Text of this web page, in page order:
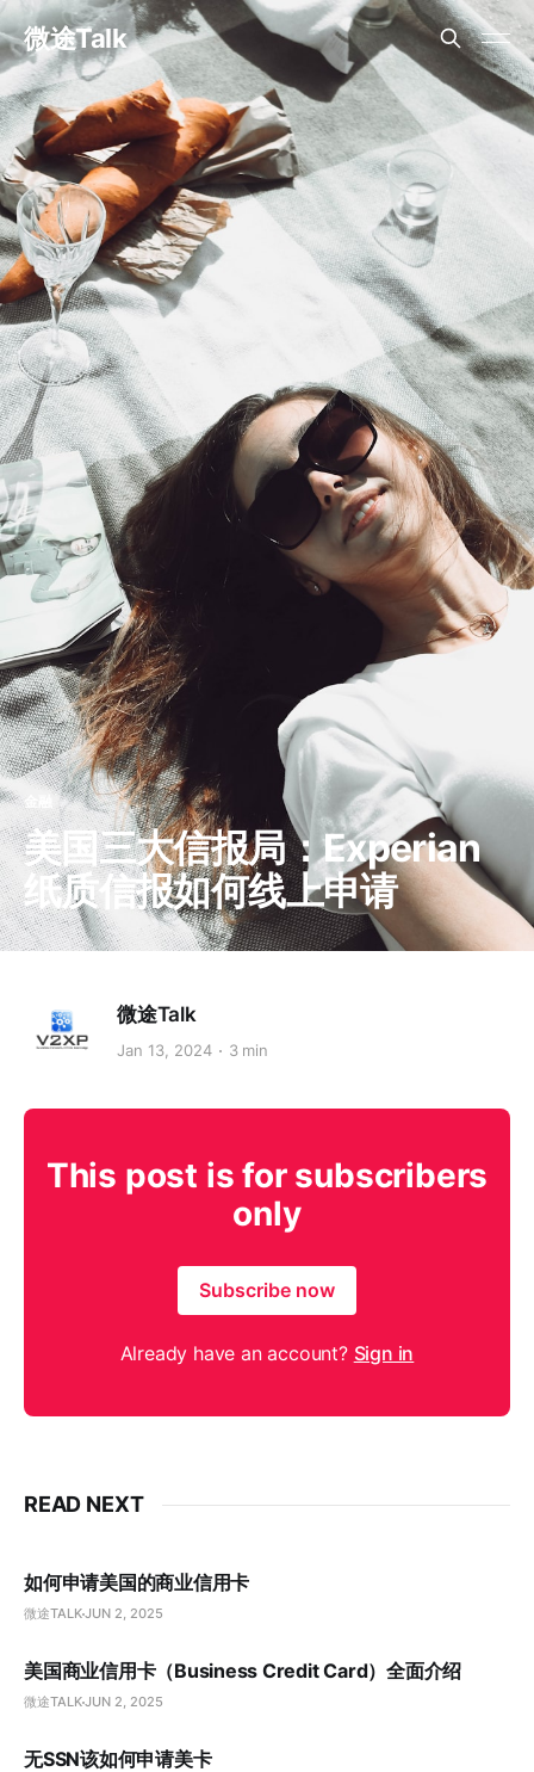
微途Talk
美国三大信报局：Experian
纸质信报如何线上申请
微途Talk
Jan 13, 2024 3 min
This post is for subscribers
only
Subscribe now
Already have an account? Sign in
READ NEXT
如何申请美国的商业信用卡
微途TALKJUN 2, 2025
美国商业信用卡（Business Credit Card）全面介绍
微途TALKJUN 2, 2025
无SSN该如何申请美卡